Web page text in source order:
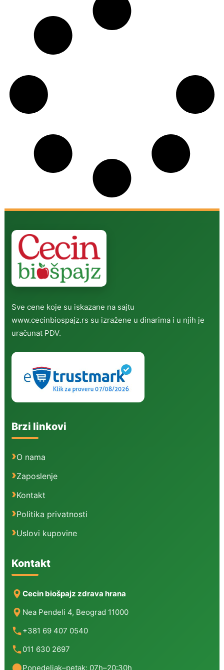
Sve cene koje su iskazane na sajtu
www.cecinbiospajz.rs su izražene u dinarima i u njih je
uračunat PDV.
Brzi linkovi
O nama
Zaposlenje
Kontakt
Politika privatnosti
Uslovi kupovine
Kontakt
Cecin biošpajz zdrava hrana
Nea Pendeli 4, Beograd 11000
+381 69 407 0540
011 630 2697
Ponedeljak–petak: 07h–20:30h